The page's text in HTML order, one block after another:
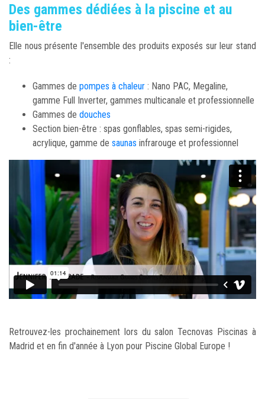
Des gammes dédiées à la piscine et au
bien-être
Elle nous présente l'ensemble des produits exposés sur leur stand
:
Gammes de pompes à chaleur : Nano PAC, Megaline,
gamme Full Inverter, gammes multicanale et professionnelle
Gammes de douches
Section bien-être : spas gonflables, spas semi-rigides,
acrylique, gamme de saunas infrarouge et professionnel
Retrouvez-les prochainement lors du salon Tecnovas Piscinas à
Madrid et en fin d'année à Lyon pour Piscine Global Europe !